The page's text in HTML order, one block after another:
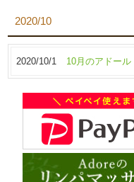
2020/10
2020/10/1 10月のアドール